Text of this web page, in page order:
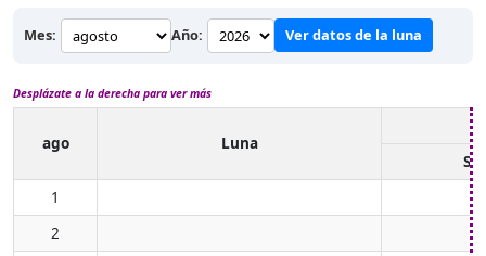
Mes: Año: Ver datos de la luna
Desplázate a la derecha para ver más
ago
Luna
1
2